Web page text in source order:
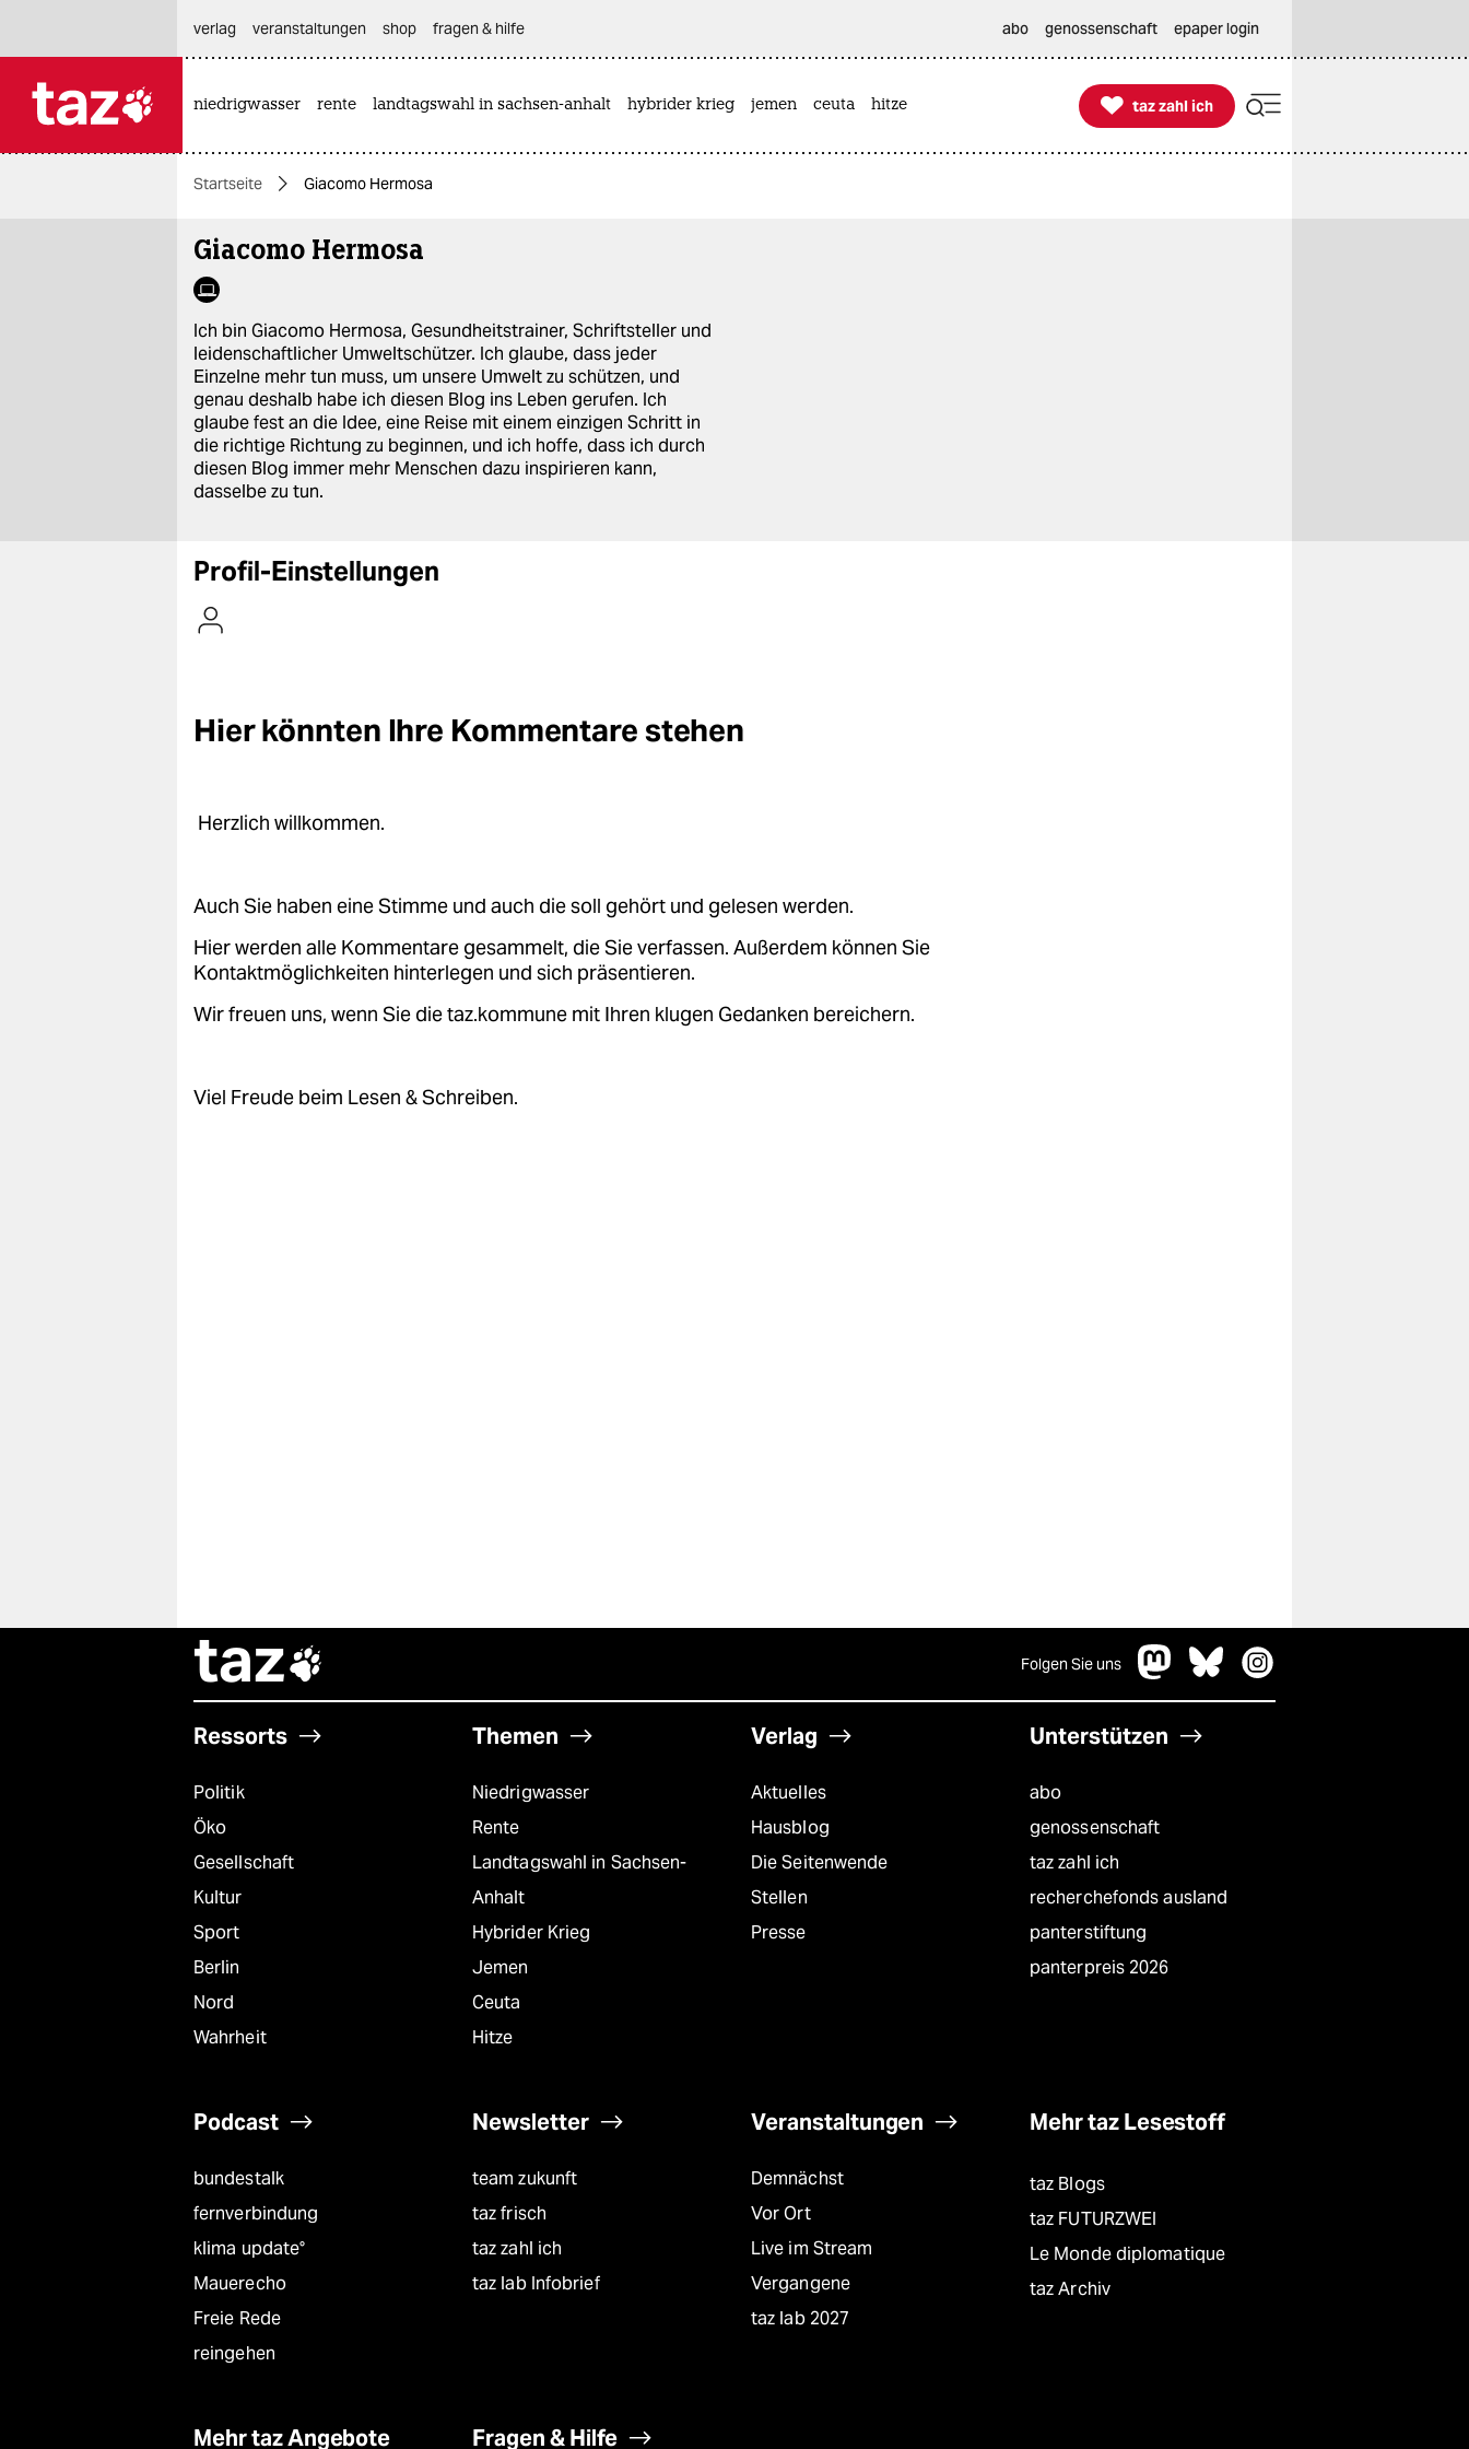
themen
politik
öko
gesellschaft
kultur
sport
berlin
wahrheit
verlag
veranstaltungen
fragen & hilfe
abo
genossenschaft
epaper login
verlag
veranstaltungen shop fragen & hilfe abo genossenschaft epaper login
niedrigwasser rente landtagswahl in sachsen-anhalt hybrider krieg jemen ceuta hitze 
taz zahl ich
taz zahl ich
Startseite Giacomo Hermosa
Giacomo Hermosa
Ich bin Giacomo Hermosa, Gesundheitstrainer, Schriftsteller und
leidenschaftlicher Umweltschützer. Ich glaube, dass jeder
Einzelne mehr tun muss, um unsere Umwelt zu schützen, und
genau deshalb habe ich diesen Blog ins Leben gerufen. Ich
glaube fest an die Idee, eine Reise mit einem einzigen Schritt in
die richtige Richtung zu beginnen, und ich hoffe, dass ich durch
diesen Blog immer mehr Menschen dazu inspirieren kann,
dasselbe zu tun.
Profil-Einstellungen
Hier könnten Ihre Kommentare stehen
Herzlich willkommen.
Auch Sie haben eine Stimme und auch die soll gehört und gelesen werden.
Hier werden alle Kommentare gesammelt, die Sie verfassen. Außerdem können Sie
Kontaktmöglichkeiten hinterlegen und sich präsentieren.
Wir freuen uns, wenn Sie die taz.kommune mit Ihren klugen Gedanken bereichern.
Viel Freude beim Lesen & Schreiben.
taz Folgen Sie uns
Ressorts
Politik
Öko
Gesellschaft
Kultur
Sport
Berlin
Nord
Wahrheit
Themen
Niedrigwasser
Rente
Landtagswahl in Sachsen-
Anhalt
Hybrider Krieg
Jemen
Ceuta
Hitze
Verlag
Aktuelles
Hausblog
Die Seitenwende
Stellen
Presse
Unterstützen
abo
genossenschaft
taz zahl ich
recherchefonds ausland
panterstiftung
panterpreis 2026
Podcast
bundestalk
fernverbindung
klima update°
Mauerecho
Freie Rede
reingehen
Newsletter
team zukunft
taz frisch
taz zahl ich
taz lab Infobrief
Veranstaltungen
Demnächst
Vor Ort
Live im Stream
Vergangene
taz lab 2027
Mehr taz Lesestoff
taz Blogs
taz FUTURZWEI
Le Monde diplomatique
taz Archiv
Mehr taz Angebote Fragen & Hilfe